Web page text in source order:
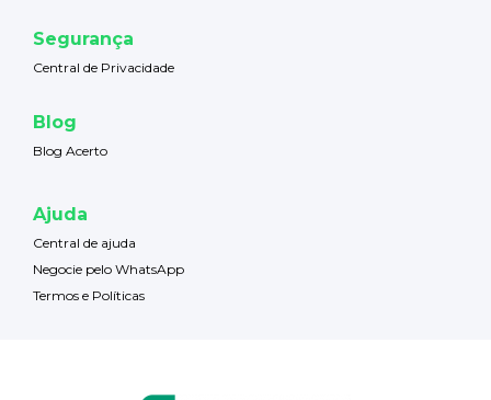
Segurança
Central de Privacidade
Blog
Blog Acerto
Ajuda
Central de ajuda
Negocie pelo WhatsApp
Termos e Políticas